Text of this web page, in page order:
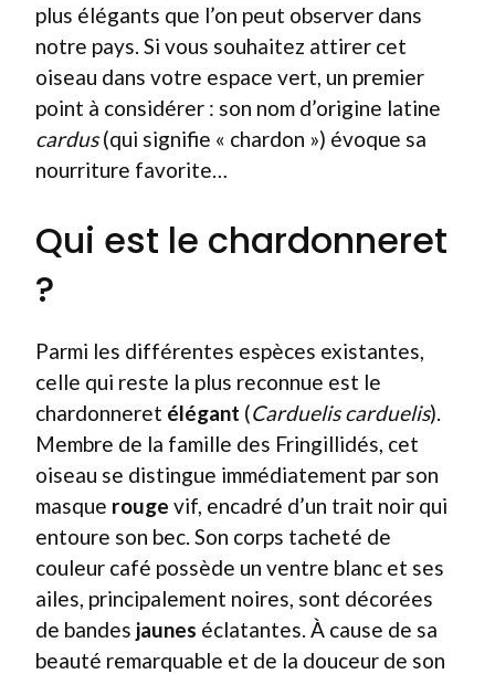
plus élégants que l’on peut observer dans
notre pays. Si vous souhaitez attirer cet
oiseau dans votre espace vert, un premier
point à considérer : son nom d’origine latine
cardus(qui signifie « chardon ») évoque sa
nourriture favorite…
Qui est le chardonneret
?
Parmi les différentes espèces existantes,
celle qui reste la plus reconnue est le
chardonneret élégant (Carduelis carduelis).
Membre de la famille des Fringillidés, cet
oiseau se distingue immédiatement par son
masque rouge vif, encadré d’un trait noir qui
entoure son bec. Son corps tacheté de
couleur café possède un ventre blanc et ses
ailes, principalement noires, sont décorées
de bandes jaunes éclatantes. À cause de sa
beauté remarquable et de la douceur de son